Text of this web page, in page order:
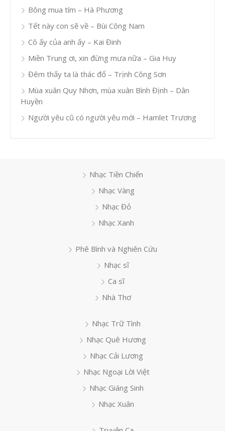
Bông mua tím – Hà Phương
Tết này con sẽ về – Bùi Công Nam
Cô ấy của anh ấy – Kai Đinh
Miền Trung ơi, xin đừng mưa nữa – Gia Huy
Đêm thấy ta là thác đổ – Trịnh Công Sơn
Mùa xuân Quy Nhơn, mùa xuân Bình Định – Dân
Huyền
Người yêu cũ có người yêu mới – Hamlet Trương
Nhạc Tiền Chiến
Nhạc Vàng
Nhạc Đỏ
Nhạc Xanh
Phê Bình và Nghiên Cứu
Nhạc sĩ
Ca sĩ
Nhà Thơ
Nhạc Trữ Tình
Nhạc Quê Hương
Nhạc Cải Lương
Nhạc Ngoại Lời Việt
Nhạc Giáng Sinh
Nhạc Xuân